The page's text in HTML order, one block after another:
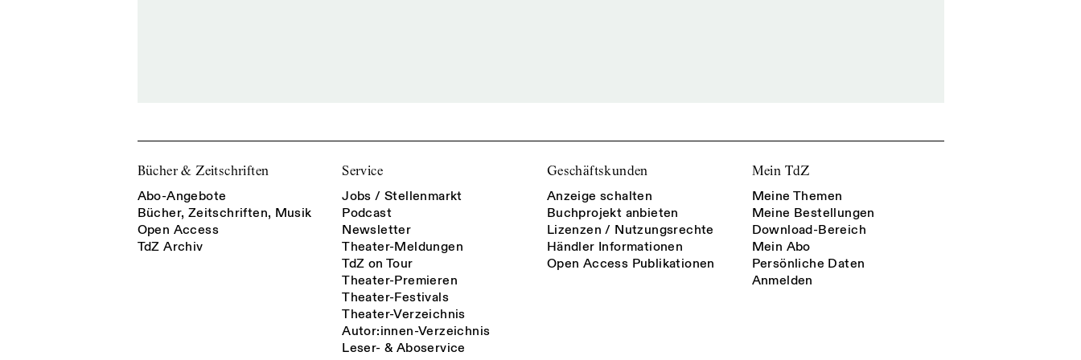
Bücher & Zeitschriften
Abo-Angebote
Bücher, Zeitschriften, Musik
Open Access
TdZ Archiv
Service
Jobs / Stellenmarkt
Podcast
Newsletter
Theater-Meldungen
TdZ on Tour
Theater-Premieren
Theater-Festivals
Theater-Verzeichnis
Autor:innen-Verzeichnis
Leser- & Aboservice
Geschäftskunden
Anzeige schalten
Buchprojekt anbieten
Lizenzen / Nutzungsrechte
Händler Informationen
Open Access Publikationen
Mein TdZ
Meine Themen
Meine Bestellungen
Download-Bereich
Mein Abo
Persönliche Daten
Anmelden